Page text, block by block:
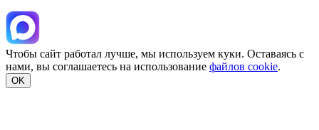
Чтобы сайт работал лучше, мы используем куки. Оставаясь с
нами, вы соглашаетесь на использование файлов cookie.
OK